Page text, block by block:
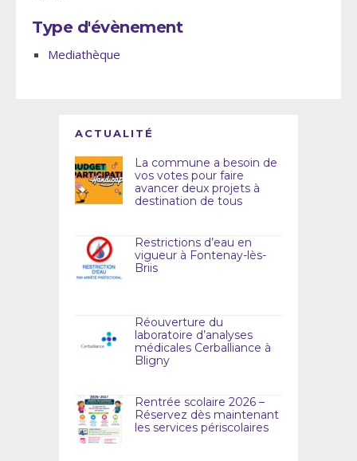
Type d'évènement
Mediathèque
ACTUALITÉ
La commune a besoin de
vos votes pour faire
avancer deux projets à
destination de tous
Restrictions d’eau en
vigueur à Fontenay-lès-
Briis
Réouverture du
laboratoire d’analyses
médicales Cerballiance à
Bligny
Rentrée scolaire 2026 –
Réservez dès maintenant
les services périscolaires